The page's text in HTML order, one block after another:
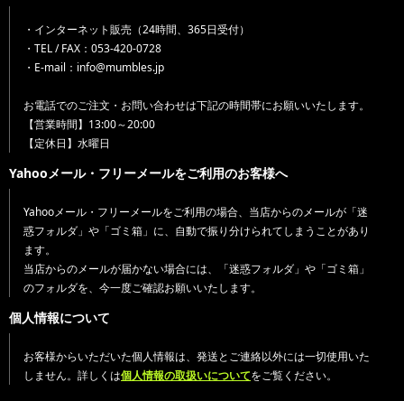
・インターネット販売（24時間、365日受付）
・TEL / FAX：053-420-0728
・E-mail：info@mumbles.jp
お電話でのご注文・お問い合わせは下記の時間帯にお願いいたします。
【営業時間】13:00～20:00
【定休日】水曜日
Yahooメール・フリーメールをご利用のお客様へ
Yahooメール・フリーメールをご利用の場合、当店からのメールが「迷
惑フォルダ」や「ゴミ箱」に、自動で振り分けられてしまうことがあり
ます。
当店からのメールが届かない場合には、「迷惑フォルダ」や「ゴミ箱」
のフォルダを、今一度ご確認お願いいたします。
個人情報について
お客様からいただいた個人情報は、発送とご連絡以外には一切使用いた
しません。詳しくは個人情報の取扱いについてをご覧ください。